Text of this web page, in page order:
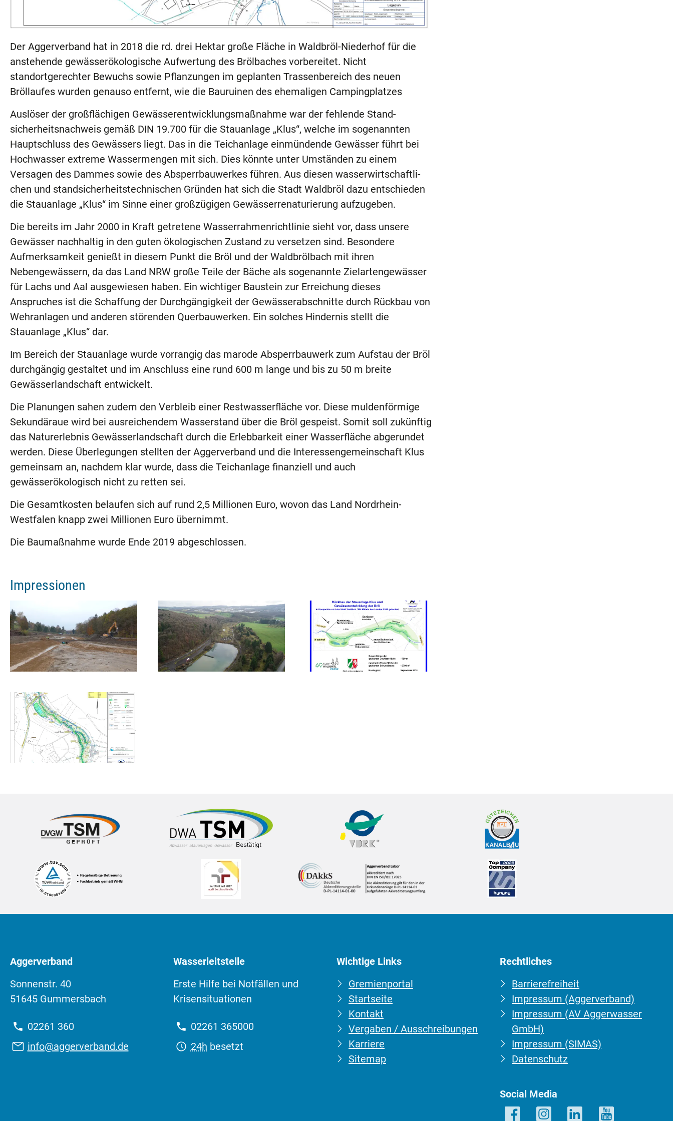
Der Aggerverband hat in 2018 die rd. drei Hektar große Fläche in Waldbröl-Niederhof für die
anstehende gewässerökologische Aufwertung des Brölbaches vorbereitet. Nicht
standortgerechter Bewuchs sowie Pflanzungen im geplanten Trassenbereich des neuen
Bröllaufes wurden genauso entfernt, wie die Bauruinen des ehemaligen Campingplatzes
Auslöser der großflächigen Gewässerentwicklungsmaßnahme war der fehlende Stand-
sicherheitsnachweis gemäß DIN 19.700 für die Stauanlage „Klus“, welche im sogenannten
Hauptschluss des Gewässers liegt. Das in die Teichanlage einmündende Gewässer führt bei
Hochwasser extreme Wassermengen mit sich. Dies könnte unter Umständen zu einem
Versagen des Dammes sowie des Absperrbauwerkes führen. Aus diesen wasserwirtschaftli-
chen und standsicherheitstechnischen Gründen hat sich die Stadt Waldbröl dazu entschieden
die Stauanlage „Klus“ im Sinne einer großzügigen Gewässerrenaturierung aufzugeben.
Die bereits im Jahr 2000 in Kraft getretene Wasserrahmenrichtlinie sieht vor, dass unsere
Gewässer nachhaltig in den guten ökologischen Zustand zu versetzen sind. Besondere
Aufmerksamkeit genießt in diesem Punkt die Bröl und der Waldbrölbach mit ihren
Nebengewässern, da das Land NRW große Teile der Bäche als sogenannte Zielartengewässer
für Lachs und Aal ausgewiesen haben. Ein wichtiger Baustein zur Erreichung dieses
Anspruches ist die Schaffung der Durchgängigkeit der Gewässerabschnitte durch Rückbau von
Wehranlagen und anderen störenden Querbauwerken. Ein solches Hindernis stellt die
Stauanlage „Klus“ dar.
Im Bereich der Stauanlage wurde vorrangig das marode Absperrbauwerk zum Aufstau der Bröl
durchgängig gestaltet und im Anschluss eine rund 600 m lange und bis zu 50 m breite
Gewässerlandschaft entwickelt.
Die Planungen sahen zudem den Verbleib einer Restwasserfläche vor. Diese muldenförmige
Sekundäraue wird bei ausreichendem Wasserstand über die Bröl gespeist. Somit soll zukünftig
das Naturerlebnis Gewässerlandschaft durch die Erlebbarkeit einer Wasserfläche abgerundet
werden. Diese Überlegungen stellten der Aggerverband und die Interessengemeinschaft Klus
gemeinsam an, nachdem klar wurde, dass die Teichanlage finanziell und auch
gewässerökologisch nicht zu retten sei.
Die Gesamtkosten belaufen sich auf rund 2,5 Millionen Euro, wovon das Land Nordrhein-
Westfalen knapp zwei Millionen Euro übernimmt.
Die Baumaßnahme wurde Ende 2019 abgeschlossen.
Impressionen
Aggerverband
Sonnenstr. 40
51645 Gummersbach
Telefon:
02261 360
E-info@aggerverband.de
Wasserleitstelle
Erste Hilfe bei Notfällen und
Krisensituationen
Telefon:
02261 365000
Erreichbarkeit:
24h besetzt
Wichtige Links
Gremienportal
Startseite
Kontakt
Vergaben / Ausschreibungen
Karriere
Sitemap
Rechtliches
Barrierefreiheit
Impressum (Aggerverband)
Impressum (AV Aggerwasser
GmbH)
Impressum (SIMAS)
Datenschutz
Social Media
FacebookInstagramLinkedIn